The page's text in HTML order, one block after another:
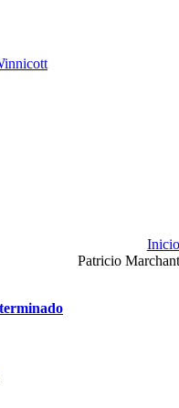
Inicio
Patricio Marchant